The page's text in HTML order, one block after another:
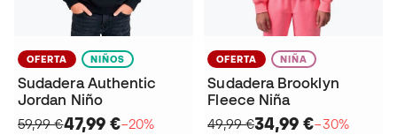
OFERTA NIÑOS
Sudadera Authentic
Jordan Niño
59,99 €47,99 €−20%
OFERTA NIÑA
Sudadera Brooklyn
Fleece Niña
49,99 €34,99 €−30%